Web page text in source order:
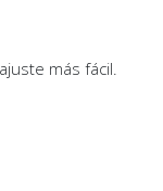
más fácil.